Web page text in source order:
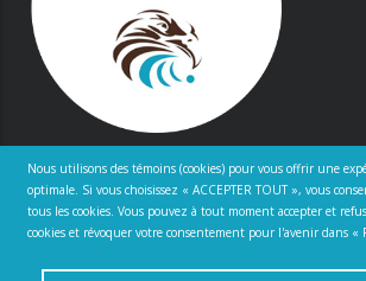
Nous utilisons des témoins (cookies) pour vous offrir une
optimale. Si vous choisissez « ACCEPTER TOUT », vous
tous les cookies. Vous pouvez à tout moment accepter et
cookies et révoquer votre consentement pour l'avenir dans «